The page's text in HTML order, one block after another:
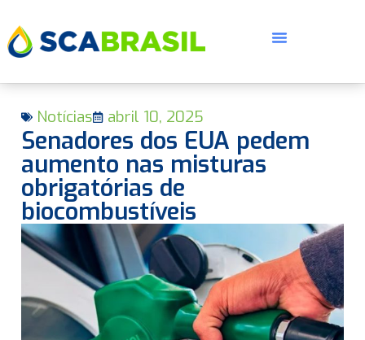
Notícias abril 10, 2025
Senadores dos EUA pedem
aumento nas misturas
obrigatórias de
biocombustíveis